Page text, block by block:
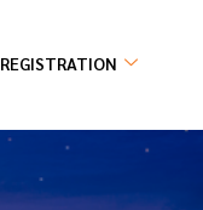
REGISTRATION